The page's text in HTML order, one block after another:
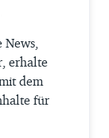
erhalte
dem
für